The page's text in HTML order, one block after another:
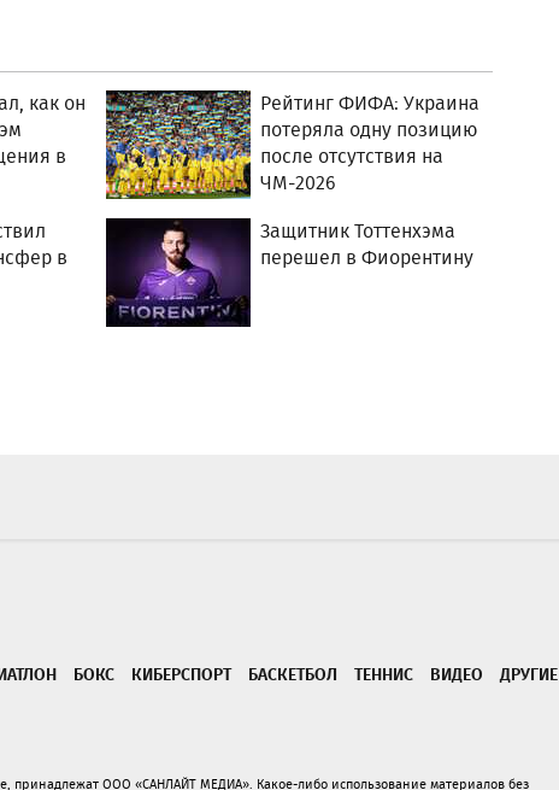
как он
в
Рейтинг ФИФА: Украина
потеряла одну позицию
после отсутствия на
ЧМ-2026
в
Защитник Тоттенхэма
перешел в Фиорентину
БОКС КИБЕРСПОРТ БАСКЕТБОЛ ТЕННИС ВИДЕО ДРУГИЕ
принадлежат ООО «САНЛАЙТ МЕДИА». Какое-либо использование материалов без